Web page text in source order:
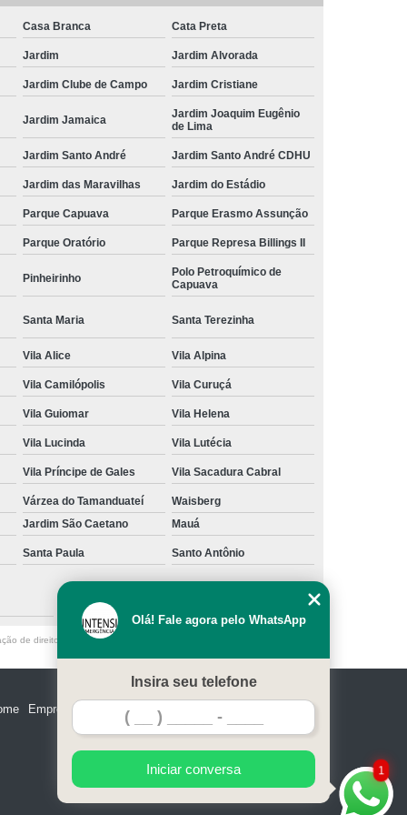
Casa Branca Cata Preta
Jardim Jardim Alvorada
Jardim Clube de Campo Jardim Cristiane
Jardim Jamaica
Jardim Joaquim Eugênio
de Lima
Jardim Santo André Jardim Santo André CDHU
Jardim das Maravilhas Jardim do Estádio
Parque Capuava Parque Erasmo Assunção
Parque Oratório Parque Represa Billings II
Pinheirinho
Polo Petroquímico de
Capuava
Santa Maria Santa Terezinha
Vila Alice Vila Alpina
Vila Camilópolis Vila Curuçá
Vila Guiomar Vila Helena
Vila Lucinda Vila Lutécia
Vila Príncipe de Gales Vila Sacadura Cabral
Várzea do Tamanduateí
Waisberg
Jardim São Caetano Mauá
Santa Paula Santo Antônio
São Caetano do Sul
de direito autoral – artigo 184 do Código Penal –
Empresa Serviços
1
Olá! Fale agora pelo WhatsApp
Insira seu telefone
Iniciar conversa